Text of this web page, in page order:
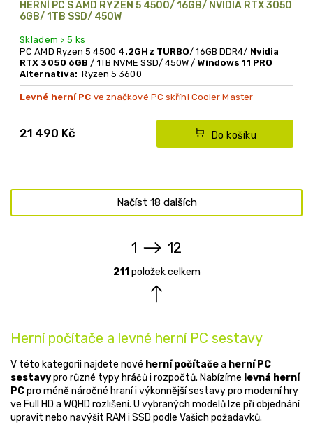
HERNÍ PC S AMD RYZEN 5 4500/ 16GB/ NVIDIA RTX 3050
6GB/ 1TB SSD/ 450W
Skladem > 5 ks
21 490 Kč Do košíku
PC AMD Ryzen 5 4500 4.2GHz TURBO/ 16GB DDR4/ Nvidia
RTX 3050 6GB / 1TB NVME SSD/ 450W / Windows 11 PRO
Alternativa: Ryzen 5 3600
Levné herní PC ve značkové PC skříni Cooler Master
O
v
l
á
d
c
í
p
r
v
k
y
Načíst 18 dalších
S
t
r
á
o
á
n
í
1 12
211položek celkem
Herní počítače a levné herní PC sestavy
V této kategorii najdete nové herní počítačea herní PC
sestavypro různé typy hráčů i rozpočtů. Nabízíme levná herní
PCpro méně náročné hraní i výkonnější sestavy pro moderní hry
ve Full HD a WQHD rozlišení. U vybraných modelů lze při objednání
upravit nebo navýšit RAM i SSD podle Vašich požadavků.